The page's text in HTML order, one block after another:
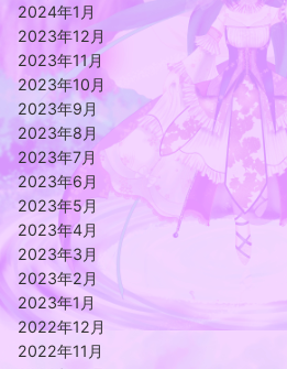
2024年1月
2023年12月
2023年11月
2023年10月
2023年9月
2023年8月
2023年7月
2023年6月
2023年5月
2023年4月
2023年3月
2023年2月
2023年1月
2022年12月
2022年11月